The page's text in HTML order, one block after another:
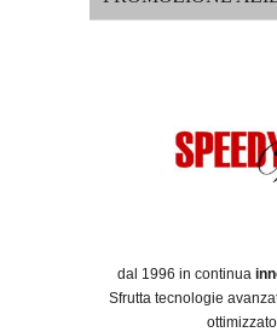
dal 1996 in continua
Sfrutta tecnologie